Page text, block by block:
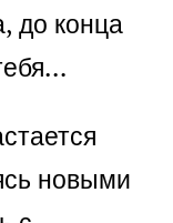
до конца
новыми